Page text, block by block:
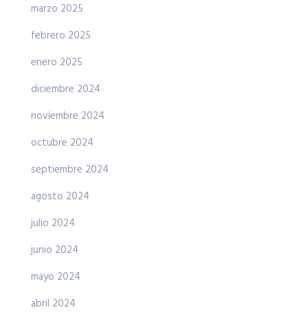
marzo 2025
febrero 2025
enero 2025
diciembre 2024
noviembre 2024
octubre 2024
septiembre 2024
agosto 2024
julio 2024
junio 2024
mayo 2024
abril 2024